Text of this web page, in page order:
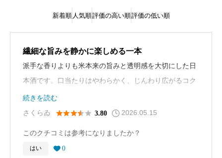
新着順 人気順評価の高い順評価の低い順
繊細な旨みを静かに楽しめる一本
派手な香りよりも米本来の旨みと透明感を大切にした日
本酒です。口当たりはやわらかく、じんわり広がるコク
と穏やかな酸味が心地よい印象。食事に寄り添う落ち着
いた味わいで、飲み飽きしにくい一本です。
続きを読む
さくらゐ  3.80 2026.05.15
このクチコミは参考になりましたか？
はい  0